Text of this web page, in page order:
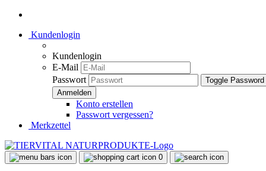
Kundenlogin
Kundenlogin
E-Mail
Passwort
Toggle
Konto erstellen
Passwort vergessen?
Merkzettel
0